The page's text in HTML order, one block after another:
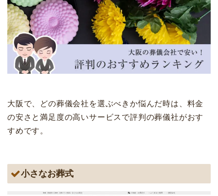
大阪で、どの葬儀会社を選ぶべきか悩んだ時は、料金
の安さと満足度の高いサービスで評判の葬儀社がおす
すめです。
小さなお葬式